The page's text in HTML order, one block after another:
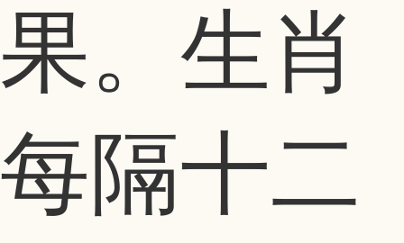
果。生肖
每隔十二